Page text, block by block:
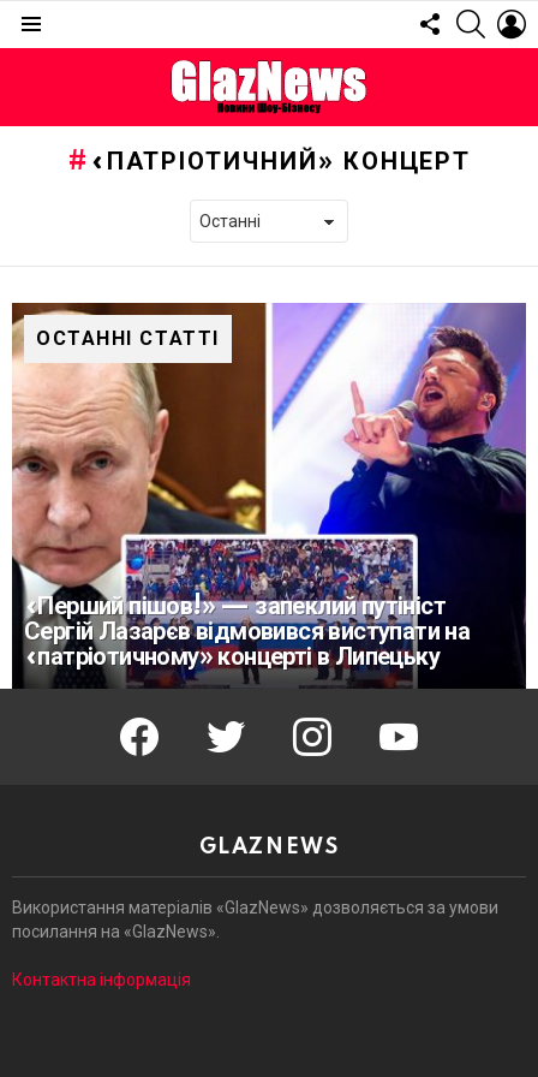
FOLLOW
US
«ПАТРІОТИЧНИЙ» КОНЦЕРТ
ОСТАННІ СТАТТІ
«Перший пішов!» — запеклий путініст
Сергій Лазарєв відмовився виступати на
«патріотичному» концерті в Липецьку
facebook twitter instagram youtube
GLAZNEWS
Використання матеріалів «GlazNews» дозволяється за умови
посилання на «GlazNews».
Контактна інформація